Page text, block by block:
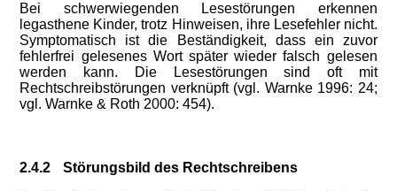
Bei schwerwiegenden Lesestörungen erkennen
legasthene Kinder, trotz Hinweisen, ihre Lesefehler nicht.
Symptomatisch ist die Beständigkeit, dass ein zuvor
fehlerfrei gelesenes Wort später wieder falsch gelesen
werden kann. Die Lesestörungen sind oft mit
Rechtschreibstörungen verknüpft (vgl. Warnke 1996: 24;
vgl. Warnke & Roth 2000: 454).
2.4.2 Störungsbild des Rechtschreibens